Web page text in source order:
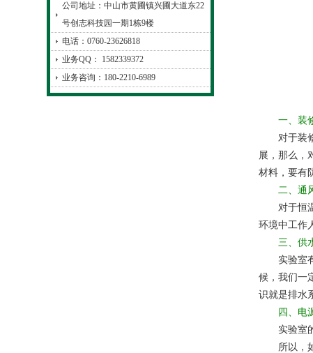
公司地址：中山市黄圃镇兴圃大道东22
号创志科技园一期1栋9楼
电话：0760-23626818
业务QQ： 1582339372
业务咨询：180-2210-6989
一、装修
对于装修
展，那么，
材料，要有
二、通
对于恒温
环境中工作
三、供水
实验室有
候，我们一
识就是排水
四、电
实验室的
所以，如